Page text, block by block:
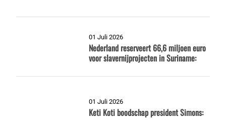
01 Juli 2026
Nederland reserveert 66,6 miljoen euro
voor slavernijprojecten in Suriname:
01 Juli 2026
Keti Koti boodschap president Simons: